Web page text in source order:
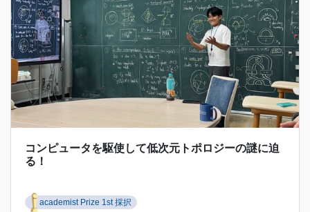
コンピュータを駆使して低次元トポロジーの謎に迫
る！
academist Prize 1st 採択